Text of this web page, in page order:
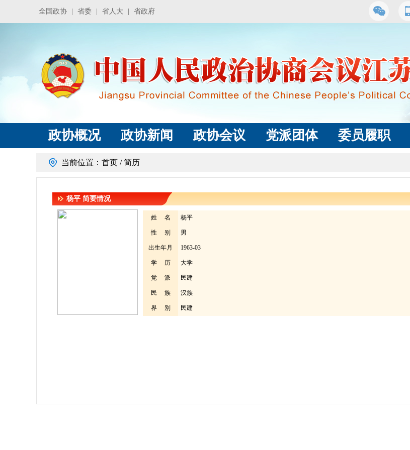
全国政协 省委 省人大 省政府
政协概况 政协新闻 政协会议 党派团体 委员履职
当前位置： 首页 / 简历
杨平 简要情况
姓 名 杨平
性 别 男
出生年月 1963-03
学 历 大学
党 派 民建
民 族 汉族
界 别 民建